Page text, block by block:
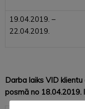
19.04.2019. –
22.04.2019.
Darba laiks VID
posmā no 18.04.2019.